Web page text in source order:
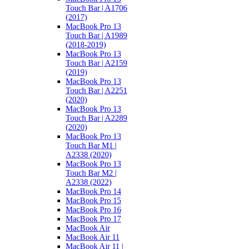
Touch Bar | A1706
(2017)
MacBook Pro 13
Touch Bar | A1989
(2018-2019)
MacBook Pro 13
Touch Bar | A2159
(2019)
MacBook Pro 13
Touch Bar | A2251
(2020)
MacBook Pro 13
Touch Bar | A2289
(2020)
MacBook Pro 13
Touch Bar M1 |
A2338 (2020)
MacBook Pro 13
Touch Bar M2 |
A2338 (2022)
MacBook Pro 14
MacBook Pro 15
MacBook Pro 16
MacBook Pro 17
MacBook Air
MacBook Air 11
MacBook Air 11 |